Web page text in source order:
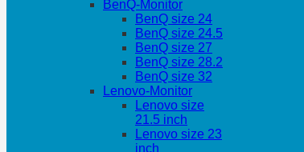
BenQ-Monitor
BenQ size 24
BenQ size 24.5
BenQ size 27
BenQ size 28.2
BenQ size 32
Lenovo-Monitor
Lenovo size
21.5 inch
Lenovo size 23
inch